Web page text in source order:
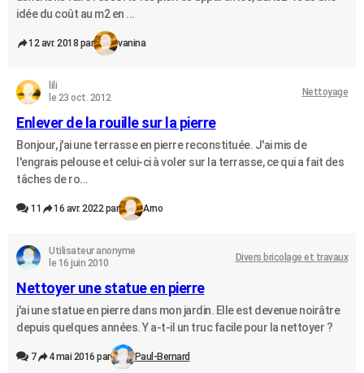
idée du coût au m2 en ...
12 avr. 2018 par vanina
lili
le 23 oct. 2012
Nettoyage
Enlever de la rouille sur la pierre
Bonjour, j'ai une terrasse en pierre reconstituée. J'ai mis de
l'engrais pelouse et celui-ci à voler sur la terrasse, ce qui a fait des
tâches de ro...
11 16 avr. 2022 par Arno
Utilisateur anonyme
le 16 juin 2010
Divers bricolage et travaux
Nettoyer une statue en pierre
j'ai une statue en pierre dans mon jardin. Elle est devenue noirâtre
depuis quelques années. Y a-t-il un truc facile pour la nettoyer ?
7 4 mai 2016 par Paul-Bernard